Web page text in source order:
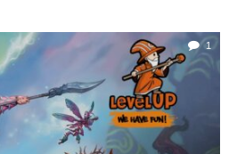
1